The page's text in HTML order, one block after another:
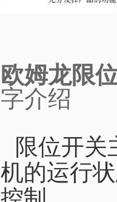
欧姆龙限
字介绍
限位开关
机的运行